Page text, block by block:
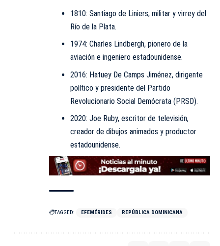
1810: Santiago de Liniers, militar y virrey del
Río de la Plata.
1974: Charles Lindbergh, pionero de la
aviación e ingeniero estadounidense.
2016: Hatuey De Camps Jiménez, dirigente
político y presidente del Partido
Revolucionario Social Demócrata (PRSD).
2020: Joe Ruby, escritor de televisión,
creador de dibujos animados y productor
estadounidense.
TAGGED: EFEMÉRIDES REPÚBLICA DOMINICANA